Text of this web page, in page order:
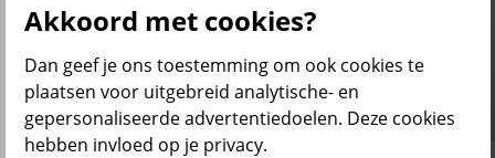
Akkoord met cookies?
Dan geef je ons toestemming om ook cookies te
plaatsen voor uitgebreid analytische- en
gepersonaliseerde advertentiedoelen. Deze cookies
hebben invloed op je privacy.